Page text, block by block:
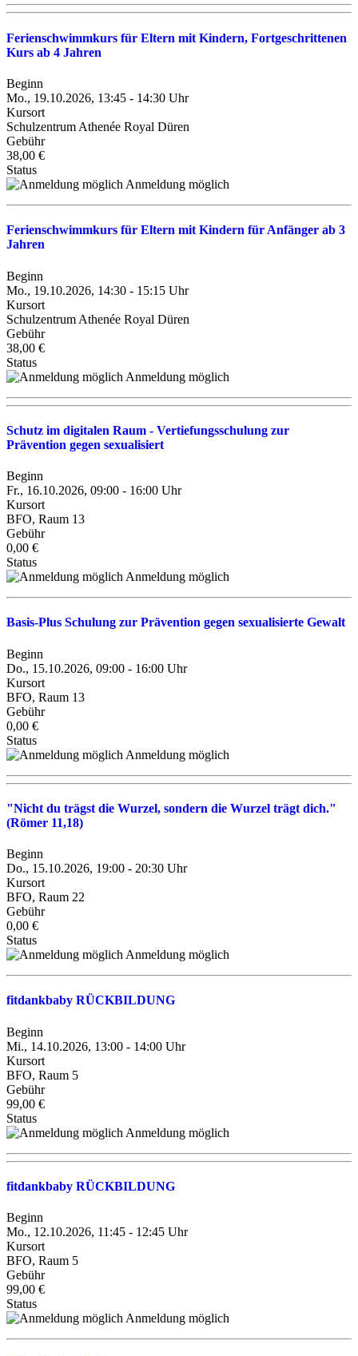
Ferienschwimmkurs für Eltern mit Kindern, Fortgeschrittenen
Kurs ab 4 Jahren
Beginn
Mo., 19.10.2026, 13:45 - 14:30 Uhr
Kursort
Schulzentrum Athenée Royal Düren
Gebühr
38,00 €
Status
Anmeldung möglich
Ferienschwimmkurs für Eltern mit Kindern für Anfänger ab 3
Jahren
Beginn
Mo., 19.10.2026, 14:30 - 15:15 Uhr
Kursort
Schulzentrum Athenée Royal Düren
Gebühr
38,00 €
Status
Anmeldung möglich
Schutz im digitalen Raum - Vertiefungsschulung zur
Prävention gegen sexualisiert
Beginn
Fr., 16.10.2026, 09:00 - 16:00 Uhr
Kursort
BFO, Raum 13
Gebühr
0,00 €
Status
Anmeldung möglich
Basis-Plus Schulung zur Prävention gegen sexualisierte Gewalt
Beginn
Do., 15.10.2026, 09:00 - 16:00 Uhr
Kursort
BFO, Raum 13
Gebühr
0,00 €
Status
Anmeldung möglich
"Nicht du trägst die Wurzel, sondern die Wurzel trägt dich."
(Römer 11,18)
Beginn
Do., 15.10.2026, 19:00 - 20:30 Uhr
Kursort
BFO, Raum 22
Gebühr
0,00 €
Status
Anmeldung möglich
fitdankbaby RÜCKBILDUNG
Beginn
Mi., 14.10.2026, 13:00 - 14:00 Uhr
Kursort
BFO, Raum 5
Gebühr
99,00 €
Status
Anmeldung möglich
fitdankbaby RÜCKBILDUNG
Beginn
Mo., 12.10.2026, 11:45 - 12:45 Uhr
Kursort
BFO, Raum 5
Gebühr
99,00 €
Status
Anmeldung möglich